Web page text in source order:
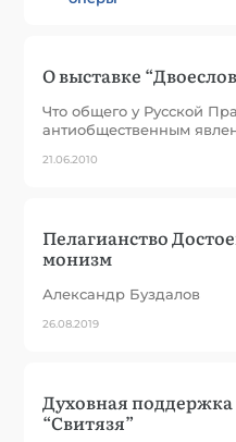
О выставке
Что общего у Русской
антиобщественным
21.06.2010
Пелагианство
монизм
Александр Буздалов
26.08.2019
Духовная поддержка
“Свитязя”